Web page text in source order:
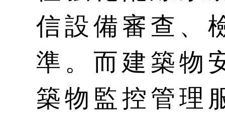
信設備審查、
準。而建築物
築物監控管理